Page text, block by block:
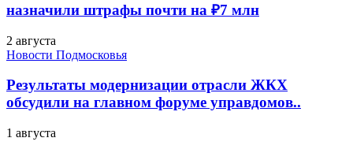
назначили штрафы почти на ₽7 млн
2 августа
Новости Подмосковья
Результаты модернизации отрасли ЖКХ
обсудили на главном форуме управдомов..
1 августа